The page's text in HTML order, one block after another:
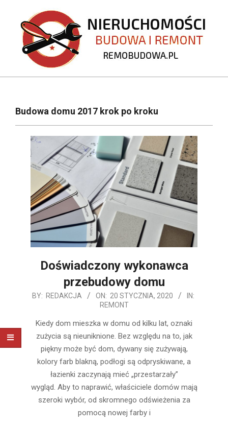
content
REMOBUDOWA.PL
NavigationBudowa domu 2017 krok po kroku
Doświadczony wykonawca
przebudowy domu
2020-
20
BY: REDAKCJA ON: 20 STYCZNIA, 2020
IN:
REMONT
Kiedy dom mieszka w domu od kilku lat, oznaki
zużycia są nieuniknione. Bez względu na to, jak
piękny może być dom, dywany się zużywają,
kolory farb blakną, podłogi są odpryskiwane, a
łazienki zaczynają mieć „przestarzały”
wygląd. Aby to naprawić, właściciele domów mają
szeroki wybór, od skromnego odświeżenia za
pomocą nowej farby i